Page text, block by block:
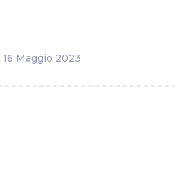
16 Maggio 2023